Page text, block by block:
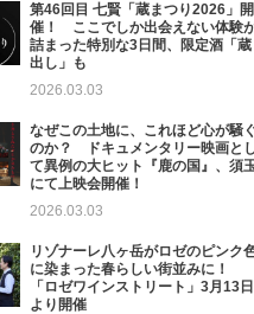
第46回目 七賢「蔵まつり2026」開
催！ ここでしか出会えない体験
詰まった特別な3日間、限定酒「蔵
出し」も
2026.03.03
なぜこの土地に、これほど心が騒
のか？ ドキュメンタリー映画と
て異例の大ヒット『鹿の国』、須
にて上映会開催！
2026.03.03
リゾナーレ八ヶ岳がロゼのピンク
に染まった春らしい街並みに！
「ロゼワインストリート」3月13日
より開催